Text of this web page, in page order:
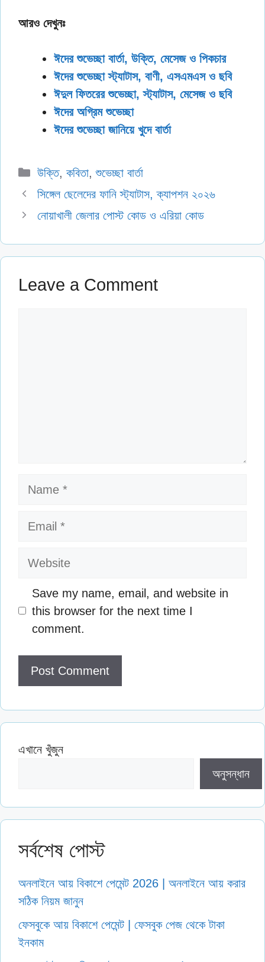
আরও দেখুনঃ
ঈদের শুভেচ্ছা বার্তা, উক্তি, মেসেজ ও পিকচার
ঈদের শুভেচ্ছা স্ট্যাটাস, বাণী, এসএমএস ও ছবি
ঈদুল ফিতরের শুভেচ্ছা, স্ট্যাটাস, মেসেজ ও ছবি
ঈদের অগ্রিম শুভেচ্ছা
ঈদের শুভেচ্ছা জানিয়ে খুদে বার্তা
Categories
উক্তি, কবিতা,শুভেচ্ছা বার্তা
সিঙ্গেল ছেলেদের ফানি স্ট্যাটাস, ক্যাপশন ২০২৬
নোয়াখালী জেলার পোস্ট কোড ও এরিয়া কোড
Leave a Comment
Name
Email
Website
Save my name, email, and website in
this browser for the next time I
comment.
এখানে খুঁজুন
অনুসন্ধান
সর্বশেষ পোস্ট
অনলাইনে আয় বিকাশে পেমেন্ট 2026 | অনলাইনে আয় করার
সঠিক নিয়ম জানুন
ফেসবুকে আয় বিকাশে পেমেন্ট | ফেসবুক পেজ থেকে টাকা
ইনকাম